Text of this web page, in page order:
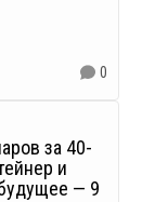
0
за 40-
и
— 9